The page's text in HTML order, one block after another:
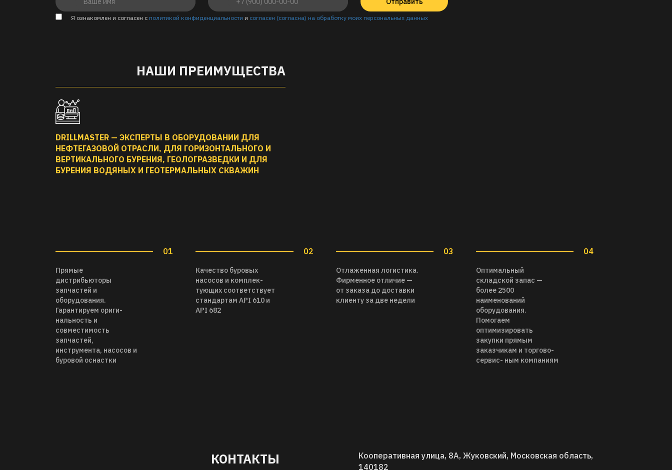
Я ознакомлен и согласен с политикой конфиденциальности и согласен (согласна) на обработку моих персональных данных
НАШИ ПРЕИМУЩЕСТВА
DRILLMASTER — ЭКСПЕРТЫ В ОБОРУДОВАНИИ ДЛЯ
НЕФТЕГАЗОВОЙ ОТРАСЛИ, ДЛЯ ГОРИЗОНТАЛЬНОГО И
ВЕРТИКАЛЬНОГО БУРЕНИЯ, ГЕОЛОГРАЗВЕДКИ И ДЛЯ
БУРЕНИЯ ВОДЯНЫХ И ГЕОТЕРМАЛЬНЫХ СКВАЖИН
01
Прямые
дистрибьюторы
запчастей и
оборудования.
Гарантируем ориги-
нальность и
совместимость
запчастей,
инструмента, насосов и
буровой оснастки
02
Качество буровых
насосов и комплек-
тующих соответствует
стандартам API 610 и
API 682
03
Отлаженная логистика.
Фирменное отличие —
от заказа до доставки
клиенту за две недели
04
Оптимальный
складской запас —
более 2500
наименований
оборудования.
Помогаем
оптимизировать
закупки прямым
заказчикам и торгово-
сервис- ным компаниям
КОНТАКТЫ
Кооперативная улица, 8А, Жуковский, Московская область,
140182